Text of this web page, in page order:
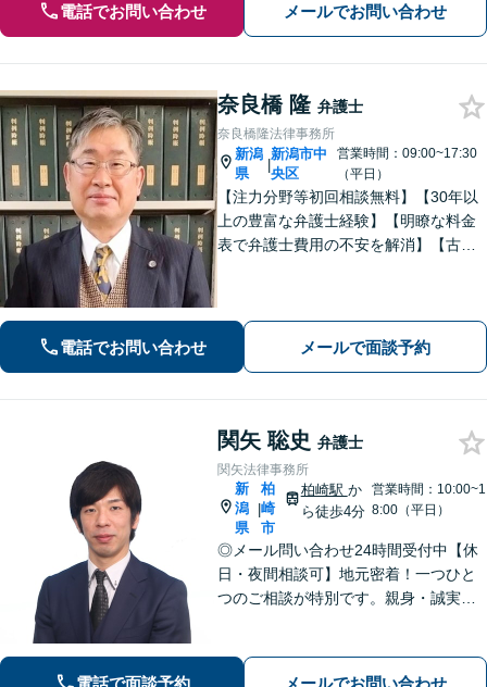
電話でお問い合わせ メールでお問い合わせ
奈良橋 隆 弁護士
奈良橋隆法律事務所
新潟
県
|
新潟市中
央区
営業時間：09:00~17:30
（平日）
【注力分野等初回相談無料】【30年以
上の豊富な弁護士経験】【明瞭な料金
表で弁護士費用の不安を解消】【古町
電話でお問い合わせ メールで面談予約
関矢 聡史 弁護士
関矢法律事務所
新
潟
県
|
柏
崎
市
柏崎駅 か
ら徒歩4分
営業時間：10:00~1
8:00（平日）
◎メール問い合わせ24時間受付中【休
日・夜間相談可】地元密着！一つひと
つのご相談が特別です。親身・誠実な
応。まずはご相談ください【柏崎駅4分
電話で面談予約 メールでお問い合わせ